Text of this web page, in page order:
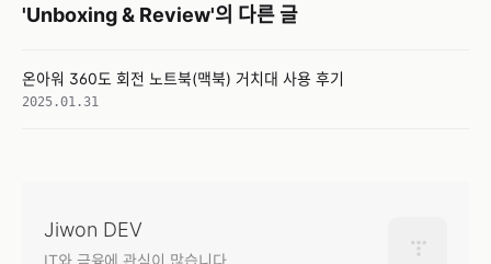
'Unboxing & Review'의 다른 글
온아워 360도 회전 노트북(맥북) 거치대 사용 후기
2025.01.31
Jiwon DEV
IT와 금융에 관심이 많습니다.